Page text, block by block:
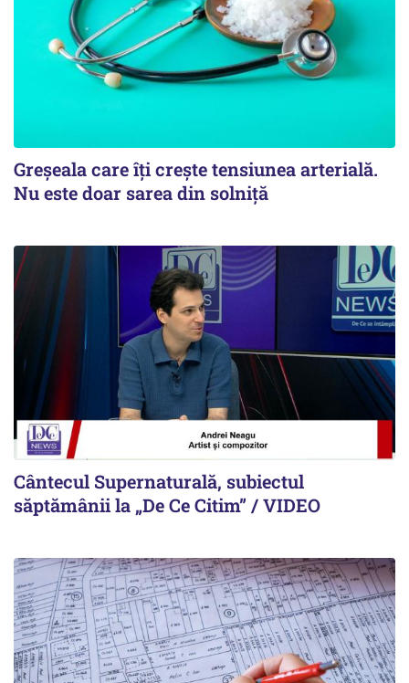
Greșeala care îți crește tensiunea arterială.
Nu este doar sarea din solniță
Cântecul Supernaturală, subiectul
săptămânii la „De Ce Citim” / VIDEO